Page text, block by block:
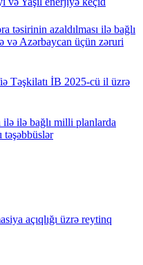
təsirinin azaldılması ilə bağlı
və Azərbaycan üçün zəruri
Təşkilatı İB 2025-cü il üzrə
ilə bağlı milli planlarda
təşəbbüslər
açıqlığı üzrə reytinq